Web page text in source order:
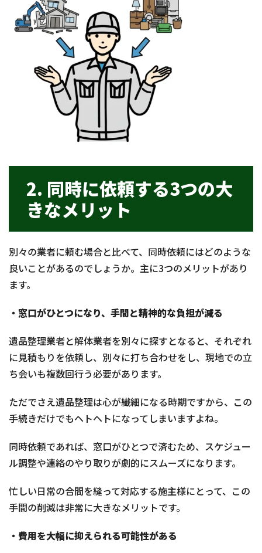
2. 同時に依頼する3つの大
きなメリット
別々の業者に頼む場合と比べて、同時依頼にはどのような
良いことがあるのでしょうか。主に3つのメリットがあり
ます。
・窓口がひとつになり、手間と精神的な負担が減る
遺品整理業者と解体業者を別々に探すとなると、それぞれ
に見積もりを依頼し、別々に打ち合わせをし、現地での立
ち会いも複数回行う必要があります。
ただでさえ遺品整理は心が繊細になる時期ですから、この
手続きだけでもヘトヘトになってしまいますよね。
同時依頼であれば、窓口がひとつで済むため、スケジュー
ル調整や連絡のやり取りが劇的にスムーズになります。
忙しい日常の合間を縫って対応する施主様にとって、この
手間の削減は非常に大きなメリットです。
・費用を大幅に抑えられる可能性がある